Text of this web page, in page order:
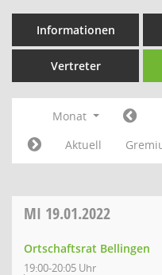
Informationen
Vertreter
Monat
Aktuell
MI 19.01.2022
Ortschaftsrat Bellingen
19:00-20:05 Uhr